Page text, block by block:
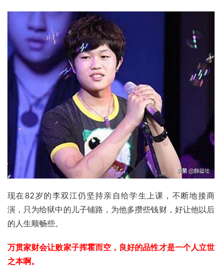
现在82岁的李双江仍坚持亲自给学生上课，不断地接商
演，只为给狱中的儿子铺路，为他多攒些钱财，好让他以后
的人生顺畅些。
万贯家财会让败家子挥霍而空，良好的品性才是一个人立世
之本啊。